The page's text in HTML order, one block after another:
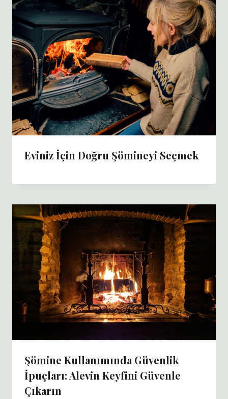
Eviniz İçin Doğru Şömineyi Seçmek
Şömine Kullanımında Güvenlik
İpuçları: Alevin Keyfini Güvenle
Çıkarın